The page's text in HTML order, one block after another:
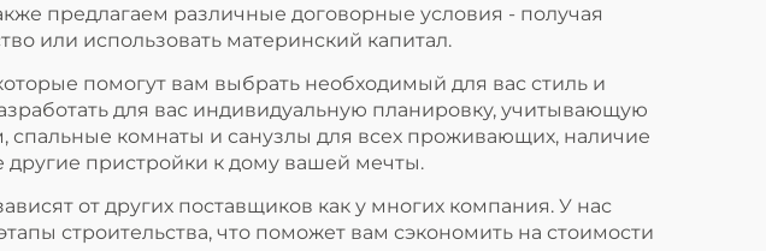
предлагаем различные договорные условия - получая
или использовать материнский капитал.
помогут вам выбрать необходимый для вас стиль и
для вас индивидуальную планировку, учитывающую
комнаты и санузлы для всех проживающих, наличие
пристройки к дому вашей мечты.
от других поставщиков как у многих компания. У нас
строительства, что поможет вам сэкономить на стоимости